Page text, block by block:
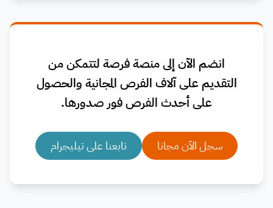
انضم الآن إلى منصة فرصة لتتمكن من
التقديم على آلاف الفرص المجانية والحصول
على أحدث الفرص فور صدورها.
سجل الآن مجانا تابعنا على تيليجرام